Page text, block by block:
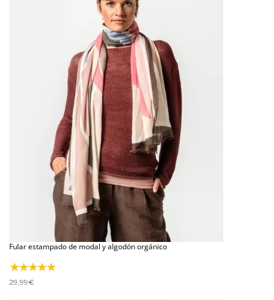
Fular estampado de modal y algodón orgánico
29,99€